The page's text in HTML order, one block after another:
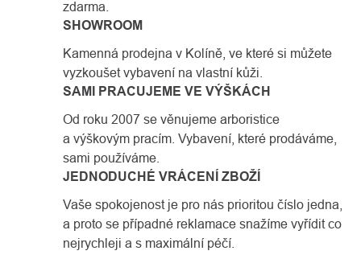
zdarma.
SHOWROOM
Kamenná prodejna v Kolíně, ve které si můžete
vyzkoušet vybavení na vlastní kůži.
SAMI PRACUJEME VE VÝŠKÁCH
Od roku 2007 se věnujeme arboristice
a výškovým pracím. Vybavení, které prodáváme,
sami používáme.
JEDNODUCHÉ VRÁCENÍ ZBOŽÍ
Vaše spokojenost je pro nás prioritou číslo jedna,
a proto se případné reklamace snažíme vyřídit co
nejrychleji a s maximální péčí.